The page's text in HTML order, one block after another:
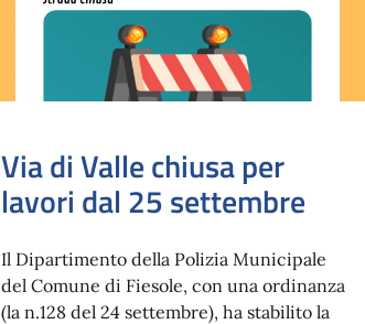
Via di Valle chiusa per
lavori dal 25 settembre
Il Dipartimento della Polizia Municipale
del Comune di Fiesole, con una ordinanza
(la n.128 del 24 settembre), ha stabilito la